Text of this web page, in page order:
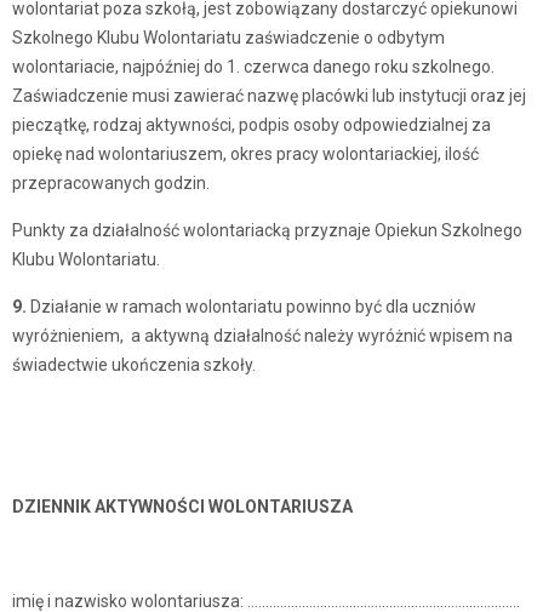
wolontariat poza szkołą, jest zobowiązany dostarczyć opiekunowi
Szkolnego Klubu Wolontariatu zaświadczenie o odbytym
wolontariacie, najpóźniej do 1. czerwca danego roku szkolnego.
Zaświadczenie musi zawierać nazwę placówki lub instytucji oraz jej
pieczątkę, rodzaj aktywności, podpis osoby odpowiedzialnej za
opiekę nad wolontariuszem, okres pracy wolontariackiej, ilość
przepracowanych godzin.
Punkty za działalność wolontariacką przyznaje Opiekun Szkolnego
Klubu Wolontariatu.
9. Działanie w ramach wolontariatu powinno być dla uczniów
wyróżnieniem, a aktywną działalność należy wyróżnić wpisem na
świadectwie ukończenia szkoły.
DZIENNIK AKTYWNOŚCI WOLONTARIUSZA
imię i nazwisko wolontariusza: ………………………………………………….….………….